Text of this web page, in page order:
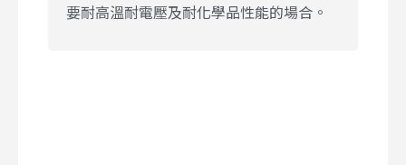
要耐高溫耐電壓及耐化學品性能的場合。